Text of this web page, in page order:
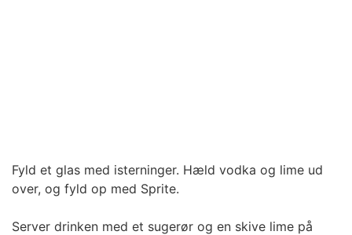
Fyld et glas med isterninger. Hæld vodka og lime ud
over, og fyld op med Sprite.
Server drinken med et sugerør og en skive lime på